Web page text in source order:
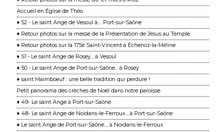
Accueil en Église de Théo
♦ 52 - Le saint Ange de Vesoul à.... Port-sur-Saône
♦ Retour photos sur la messe de la Présentation de Jésus au Temple
♦ Retour photos sur la 175è Saint-Vincent à Échenoz-la-Méline
♦ 51 - Le saint Ange de Rosey... à Vesoul
♦ 50 - Le saint Ange de Port-sur-Saône... à Rosey
♦ saint Maimboeuf : une belle tradition qui perdure !
Petit panorama des crèches de Noël dans notre paroisse
♦ 49- Le saint Ange à Port-sur-Saône
♦ 48- Le saint Ange de Noidans-le-Ferroux... à Port-sur-Saône
♦ Le saint Ange de Port-sur-Saône.... à Noidans-le-Ferroux